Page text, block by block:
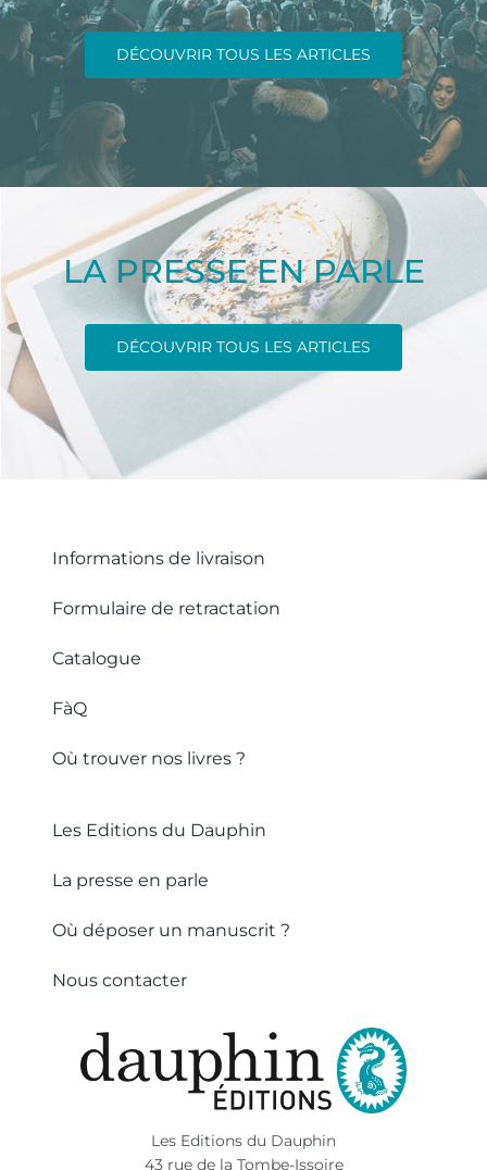
DÉCOUVRIR TOUS LES ARTICLES
LA PRESSE EN PARLE
DÉCOUVRIR TOUS LES ARTICLES
Informations de livraison
Formulaire de retractation
Catalogue
FàQ
Où trouver nos livres ?
Les Editions du Dauphin
La presse en parle
Où déposer un manuscrit ?
Nous contacter
Les Editions du Dauphin
43 rue de la Tombe-Issoire